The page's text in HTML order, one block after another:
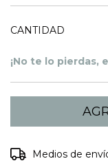
CANTIDAD
¡No te lo pierdas,
Entregas para el CP:
Medios de